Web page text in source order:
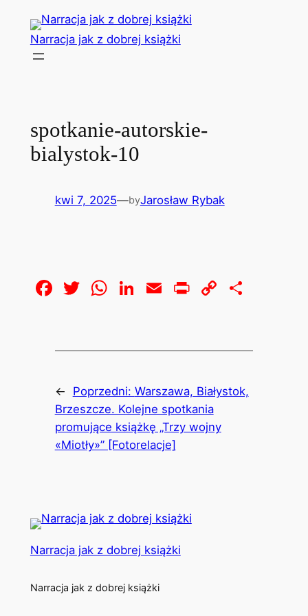
Przejdź
treści
Narracja jak z dobrej książki
spotkanie-autorskie-
bialystok-10
kwi 7, 2025—byJarosław Rybak
Facebook
Twitter
WhatsApp
LinkedIn
EmailPrintCopy
← Poprzedni: Warszawa, Białystok,
Brzeszcze. Kolejne spotkania
promujące książkę „Trzy wojny
«Miotły»” [Fotorelacje]
Narracja jak z dobrej książki
Narracja jak z dobrej książki